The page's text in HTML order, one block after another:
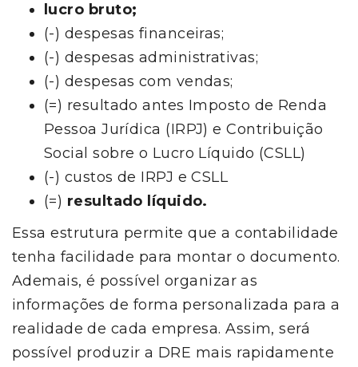
lucro bruto;
(-) despesas financeiras;
(-) despesas administrativas;
(-) despesas com vendas;
(=) resultado antes Imposto de Renda
Pessoa Jurídica (IRPJ) e Contribuição
Social sobre o Lucro Líquido (CSLL)
(-) custos de IRPJ e CSLL
(=) resultado líquido.
Essa estrutura permite que a contabilidade
tenha facilidade para montar o documento.
Ademais, é possível organizar as
informações de forma personalizada para a
realidade de cada empresa. Assim, será
possível produzir a DRE mais rapidamente